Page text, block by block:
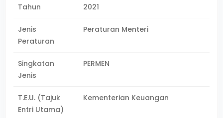
Tahun 2021
Jenis
Peraturan
Peraturan Menteri
Singkatan
Jenis
PERMEN
T.E.U. (Tajuk
Entri Utama)
Kementerian Keuangan